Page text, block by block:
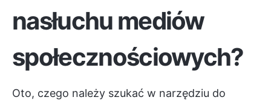
nasłuchu mediów
społecznościowych?
Oto, czego należy szukać w narzędziu do